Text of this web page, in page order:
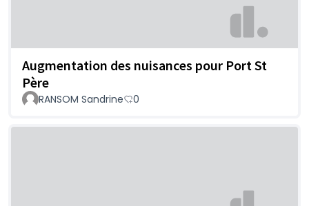
Augmentation des nuisances pour Port St
Père
RANSOM Sandrine 0